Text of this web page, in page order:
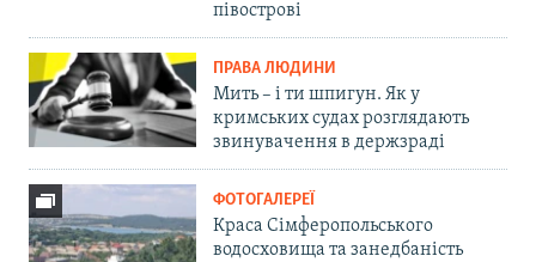
півострові
ПРАВА ЛЮДИНИ
Мить – і ти шпигун. Як у
кримських судах розглядають
звинувачення в держзраді
ФОТОГАЛЕРЕЇ
Краса Сімферопольського
водосховища та занедбаність